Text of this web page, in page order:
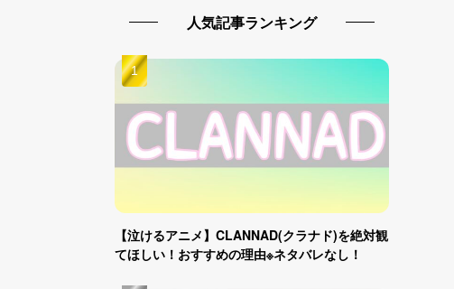
人気記事ランキング
【泣けるアニメ】CLANNAD(クラナド)を絶対観
てほしい！おすすめの理由※ネタバレなし！